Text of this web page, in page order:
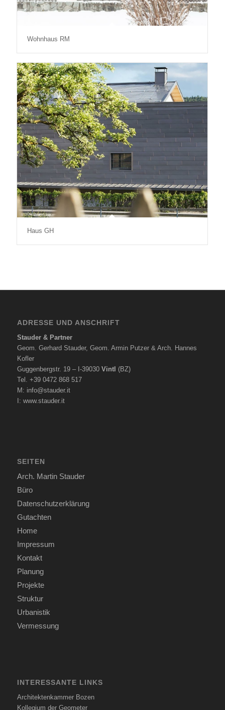
Wohnhaus RM
Haus GH
ADRESSE UND ANSCHRIFT
Stauder & Partner
Geom. Gerhard Stauder, Geom. Armin Putzer & Arch. Hannes
Kofler
Guggenbergstr. 19 – I-39030 Vintl (BZ)
Tel. +39 0472 868 517
M: info@stauder.it
I: www.stauder.it
SEITEN
Arch. Martin Stauder
Büro
Datenschutzerklärung
Gutachten
Home
Impressum
Kontakt
Planung
Projekte
Struktur
Urbanistik
Vermessung
INTERESSANTE LINKS
Architektenkammer Bozen
Kollegium der Geometer